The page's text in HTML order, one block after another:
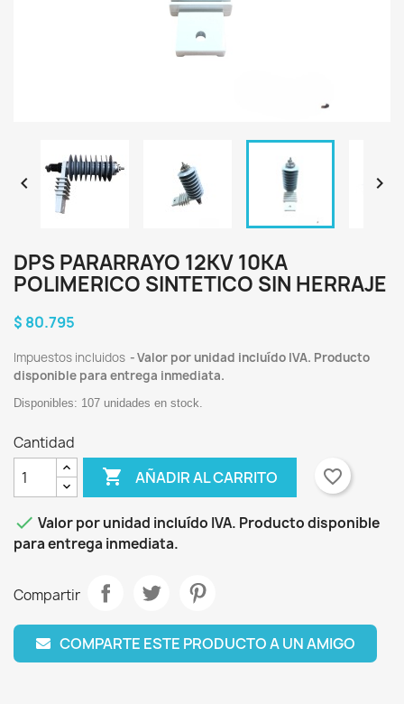
 
DPS PARARRAYO 12KV 10KA
POLIMERICO SINTETICO SIN HERRAJE
$ 80.795
Impuestos incluidos
Valor por unidad incluído IVA. Producto
disponible para entrega inmediata.
Disponibles: 107 unidades en stock.
Cantidad
 AÑADIR AL CARRITO favorite_border
 Valor por unidad incluído IVA. Producto disponible
para entrega inmediata.
Compartir
COMPARTE ESTE PRODUCTO A UN AMIGO